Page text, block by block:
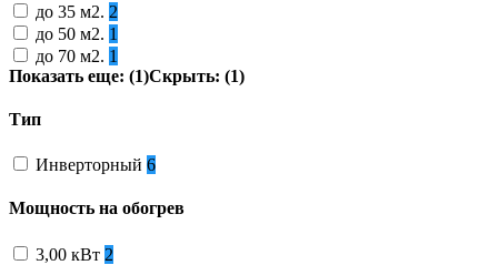
до 35 м2. 2
до 50 м2. 1
до 70 м2. 1
Показать еще: (1)Скрыть: (1)
Тип
Инверторный 6
Мощность на обогрев
3,00 кВт 2